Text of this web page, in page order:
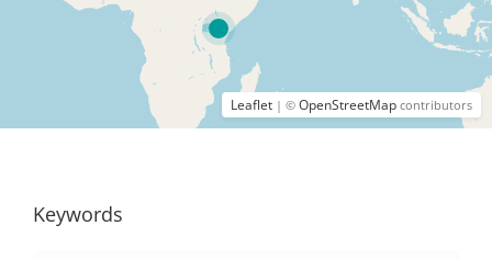
Leaflet | © OpenStreetMap contributors
Keywords